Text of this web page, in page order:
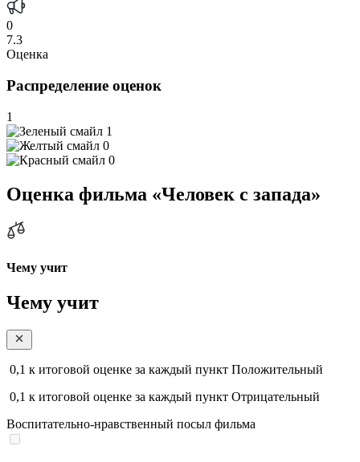
0
7.3
Оценка
Распределение оценок
1
1
0
0
Оценка фильма «Человек с запада»
Чему учит
Чему учит
0,1 к итоговой оценке за каждый пункт Положительный
0,1 к итоговой оценке за каждый пункт Отрицательный
Воспитательно-нравственный посыл фильма